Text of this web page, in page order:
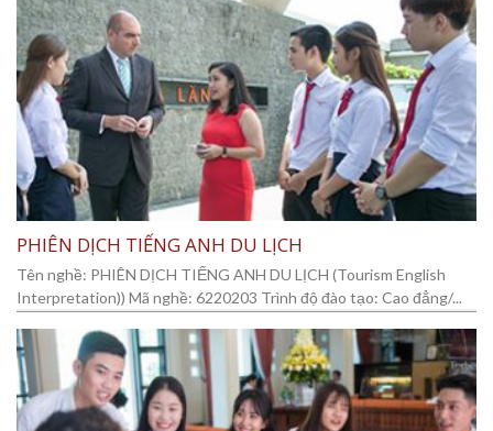
PHIÊN DỊCH TIẾNG ANH DU LỊCH
Tên nghề: PHIÊN DỊCH TIẾNG ANH DU LỊCH (Tourism English
Interpretation)) Mã nghề: 6220203 Trình độ đào tạo: Cao đẳng/...